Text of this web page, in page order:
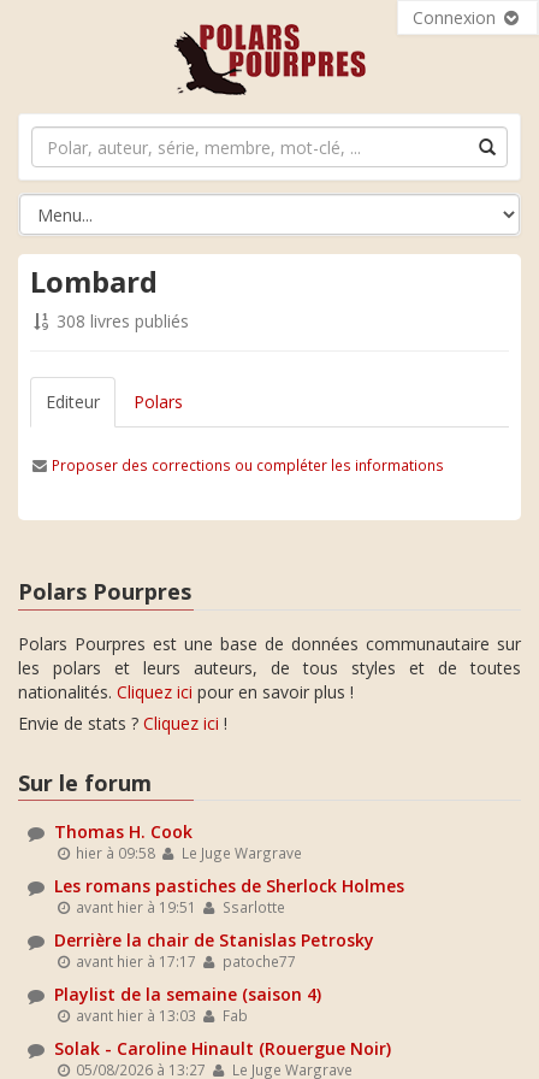
Connexion
Lombard
308 livres publiés
Editeur Polars
Proposer des corrections ou compléter les informations
Polars Pourpres
Polars Pourpres est une base de données communautaire sur
les polars et leurs auteurs, de tous styles et de toutes
nationalités. Cliquez ici pour en savoir plus !
Envie de stats ? Cliquez ici !
Sur le forum
Thomas H. Cook
hier à 09:58 Le Juge Wargrave
Les romans pastiches de Sherlock Holmes
avant hier à 19:51 Ssarlotte
Derrière la chair de Stanislas Petrosky
avant hier à 17:17 patoche77
Playlist de la semaine (saison 4)
avant hier à 13:03 Fab
Solak - Caroline Hinault (Rouergue Noir)
05/08/2026 à 13:27 Le Juge Wargrave